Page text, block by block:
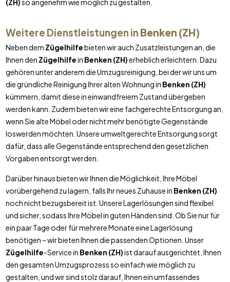
(ZH)so angenehm wie möglich zu gestalten.
Weitere Dienstleistungen in Benken (ZH)
Neben dem Zügelhilfebieten wir auch Zusatzleistungen an, die
Ihnen den Zügelhilfein Benken (ZH)erheblich erleichtern. Dazu
gehören unter anderem die Umzugsreinigung, bei der wir uns um
die gründliche Reinigung Ihrer alten Wohnung in Benken (ZH)
kümmern, damit diese in einwandfreiem Zustand übergeben
werden kann. Zudem bieten wir eine fachgerechte Entsorgung an,
wenn Sie alte Möbel oder nicht mehr benötigte Gegenstände
loswerden möchten. Unsere umweltgerechte Entsorgung sorgt
dafür, dass alle Gegenstände entsprechend den gesetzlichen
Vorgaben entsorgt werden.
Darüber hinaus bieten wir Ihnen die Möglichkeit, Ihre Möbel
vorübergehend zu lagern, falls Ihr neues Zuhause in Benken (ZH)
noch nicht bezugsbereit ist. Unsere Lagerlösungen sind flexibel
und sicher, sodass Ihre Möbel in guten Händen sind. Ob Sie nur für
ein paar Tage oder für mehrere Monate eine Lagerlösung
benötigen – wir bieten Ihnen die passenden Optionen. Unser
Zügelhilfe-Service in Benken (ZH)ist darauf ausgerichtet, Ihnen
den gesamten Umzugsprozess so einfach wie möglich zu
gestalten, und wir sind stolz darauf, Ihnen ein umfassendes